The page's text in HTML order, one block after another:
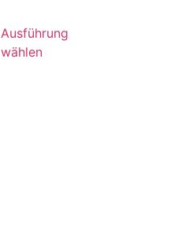
Ausführung
wählen